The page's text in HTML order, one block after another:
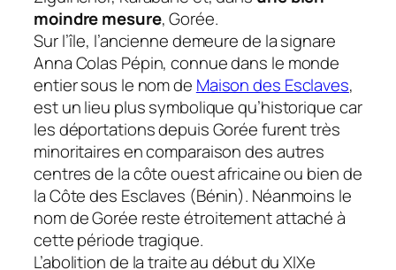
moindre mesure, Gorée.
Sur l’île, l’ancienne demeure de la signare
Anna Colas Pépin, connue dans le monde
entier sous le nom de Maison des Esclaves,
est un lieu plus symbolique qu’historique car
les déportations depuis Gorée furent très
minoritaires en comparaison des autres
centres de la côte ouest africaine ou bien de
la Côte des Esclaves (Bénin). Néanmoins le
nom de Gorée reste étroitement attaché à
cette période tragique.
L’abolition de la traite au début du XIXe